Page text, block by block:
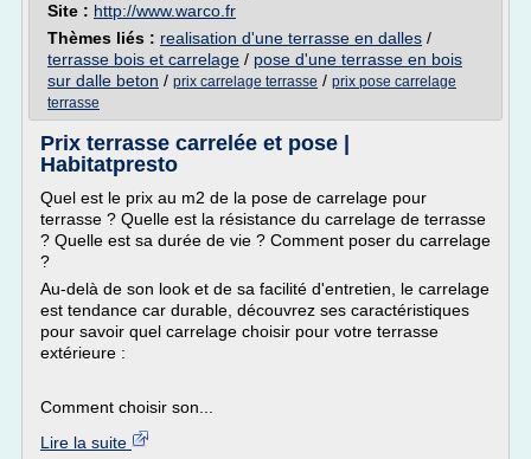
Site : http://www.warco.fr
Thèmes liés : realisation d'une terrasse en dalles /
terrasse bois et carrelage / pose d'une terrasse en bois
sur dalle beton / prix carrelage terrasse / prix pose carrelage
terrasse
Prix terrasse carrelée et pose |
Habitatpresto
Quel est le prix au m2 de la pose de carrelage pour
terrasse ? Quelle est la résistance du carrelage de terrasse
? Quelle est sa durée de vie ? Comment poser du carrelage
?
Au-delà de son look et de sa facilité d'entretien, le carrelage
est tendance car durable, découvrez ses caractéristiques
pour savoir quel carrelage choisir pour votre terrasse
extérieure :
Comment choisir son...
Lire la suite